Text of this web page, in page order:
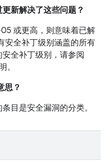
新解决了这些问题？
或更高，则意味着已解
全补丁级别涵盖的所有
全补丁级别，请参阅
。
思？
目是安全漏洞的分类。